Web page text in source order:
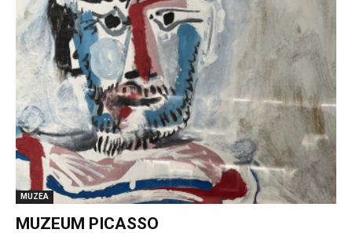
MUZEA
MUZEUM PICASSO